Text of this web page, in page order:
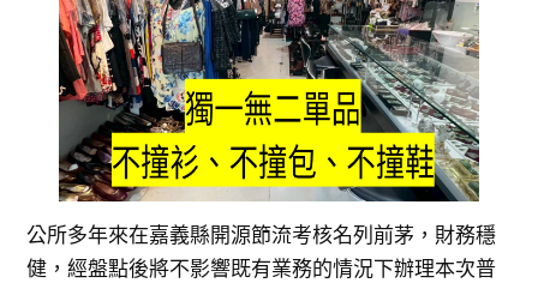
公所多年來在嘉義縣開源節流考核名列前茅，財務穩
健，經盤點後將不影響既有業務的情況下辦理本次普